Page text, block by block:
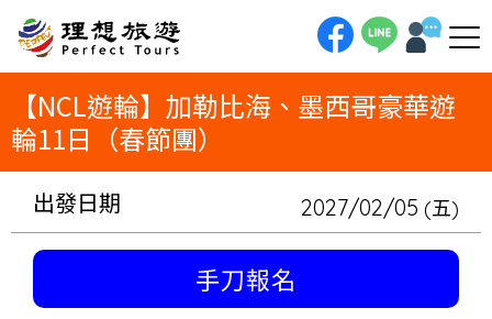
都拉斯的蔚藍天堂，最後再到休士頓NASA太空中心探險。這是一趟專為新年假期打造，充滿陽光、冒險與美食的完美假期。
【NCL遊輪】加勒比海、墨西哥豪華遊
輪11日（春節團）
出發日期 2027/02/05 (五)
手刀報名